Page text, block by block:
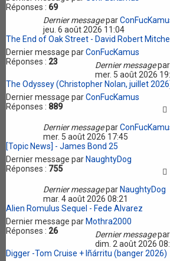
Réponses : 69
Dernier messagepar
jeu. 6 août 2026 11:04
The End of Oak Street - David Robert
Dernier message parConFucKamus
Réponses : 23 Dernier messagepar
mer. 5 août 2026
The Odyssey (Christopher Nolan, juillet
Dernier message parConFucKamus
Réponses : 889
Dernier messagepar
mer. 5 août 2026 17:45
[Topic News] - James Bond 25
Dernier message par NaughtyDog
Réponses : 755
Dernier messagepar NaughtyDog
mar. 4 août 2026 08:21
Alien Romulus Sequel - Fede Alvarez
Dernier message par Mothra2000
Réponses : 26 Dernier messagepar
dim. 2 août 2026
Digger -Tom Cruise + Iñárritu (banger 2026)